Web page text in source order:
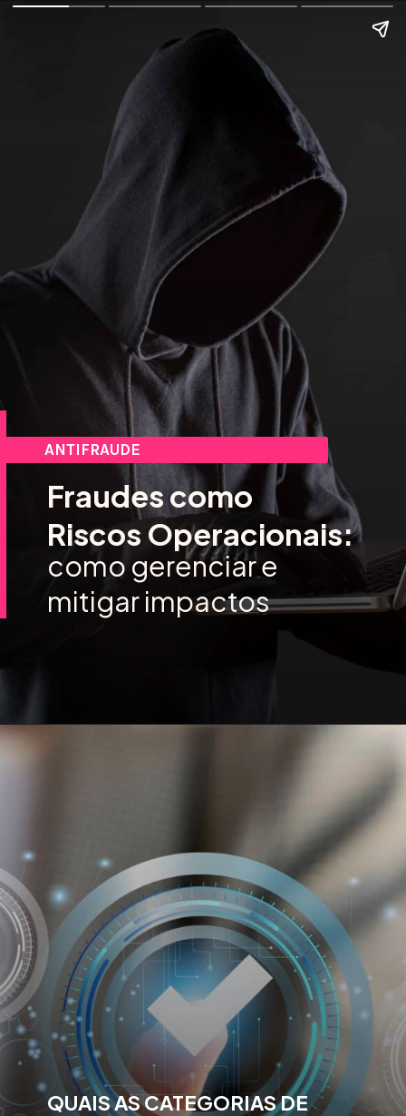
Fraudes como
Riscos Operacionais:
ANTIFRAUDE
como gerenciar e
mitigar impactos
QUAIS AS CATEGORIAS DE